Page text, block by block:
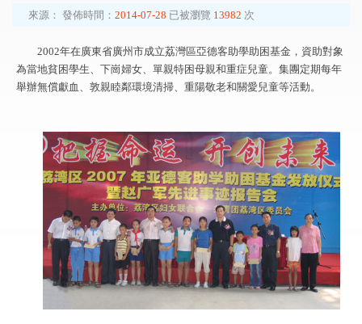
來源： 發佈時間： 2014-07-28 已被瀏覽 13982 次
2002年在廣東省廣州市成立荔灣區亞德客助學助困基金，資助對象
為當地貧困學生、下崗婦女、單親特困母親和重症兒童。集團定期每年
舉辦無償獻血、敦親睦鄰環境清掃、重陽敬老和關愛兒童等活動。